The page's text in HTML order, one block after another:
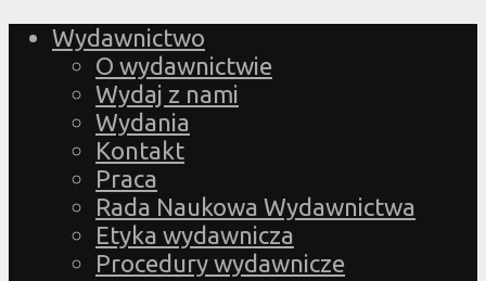
Wydawnictwo
O wydawnictwie
Wydaj z nami
Wydania
Kontakt
Praca
Rada Naukowa Wydawnictwa
Etyka wydawnicza
Procedury wydawnicze